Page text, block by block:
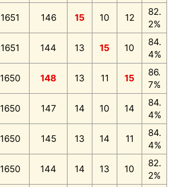
1651 146 15 10 12
82.
2%
1651 144 13 15 10
84.
4%
1650 148 13 11 15
86.
7%
1650 147 14 10 14
84.
4%
1650 145 13 14 11
84.
4%
1650 144 14 13 10
82.
2%